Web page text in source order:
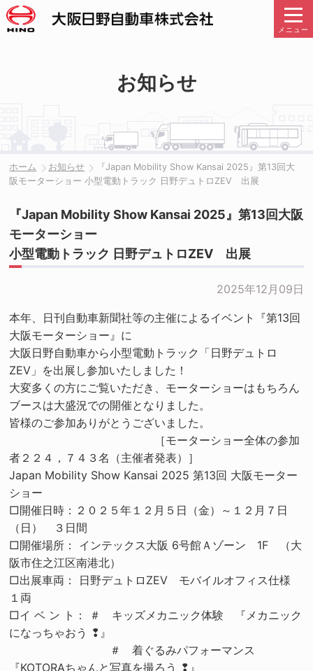
メニュー
お知らせ
ホーム お知らせ
『Japan Mobility Show Kansai 2025』第13回大
阪モーターショー 小型電動トラック 日野デュトロZEV 出展
『Japan Mobility Show Kansai 2025』第13回大阪
モーターショー
小型電動トラック 日野デュトロZEV 出展
2025年12月09日
本年、日刊自動車新聞社等の主催によるイベント『第13回
大阪モーターショー』に
大阪日野自動車から小型電動トラック「日野デュトロ
ZEV」を出展し参加いたしました！
大変多くの方にご覧いただき、モーターショーはもちろん
ブースは大盛況での開催となりました。
皆様のご参加ありがとうございました。
［モーターショー全体の参加
者２２４，７４３名（主催者発表）］
Japan Mobility Show Kansai 2025 第13回 大阪モーター
ショー
□開催日時：２０２５年１２月５日（金）～１２月７日
（日） ３日間
□開催場所： インテックス大阪 6号館Ａゾーン 1F （大
阪市住之江区南港北）
□出展車両： 日野デュトロZEV モバイルオフィス仕様
１両
□イ ベ ン ト： ＃ キッズメカニック体験 『メカニック
になっちゃおう ❢』
＃ 着ぐるみパフォーマンス
『KOTORAちゃんと写真を撮ろう ❢』